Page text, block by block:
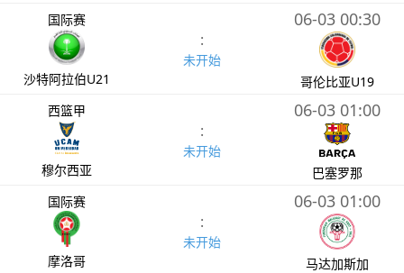
国际赛
沙特阿拉伯U21
:
未开始
06-03 00:30
哥伦比亚U19
西篮甲
穆尔西亚
:
未开始
06-03 01:00
巴塞罗那
国际赛
摩洛哥
:
未开始
06-03 01:00
马达加斯加